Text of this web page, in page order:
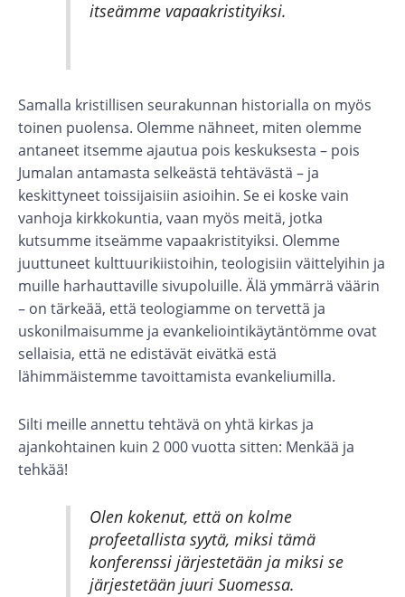
itseämme vapaakristityiksi.
Samalla kristillisen seurakunnan historialla on myös
toinen puolensa. Olemme nähneet, miten olemme
antaneet itsemme ajautua pois keskuksesta – pois
Jumalan antamasta selkeästä tehtävästä – ja
keskittyneet toissijaisiin asioihin. Se ei koske vain
vanhoja kirkkokuntia, vaan myös meitä, jotka
kutsumme itseämme vapaakristityiksi. Olemme
juuttuneet kulttuurikiistoihin, teologisiin väittelyihin ja
muille harhauttaville sivupoluille. Älä ymmärrä väärin
– on tärkeää, että teologiamme on tervettä ja
uskonilmaisumme ja evankeliointikäytäntömme ovat
sellaisia, että ne edistävät eivätkä estä
lähimmäistemme tavoittamista evankeliumilla.
Silti meille annettu tehtävä on yhtä kirkas ja
ajankohtainen kuin 2 000 vuotta sitten: Menkää ja
tehkää!
Olen kokenut, että on kolme
profeetallista syytä, miksi tämä
konferenssi järjestetään ja miksi se
järjestetään juuri Suomessa.